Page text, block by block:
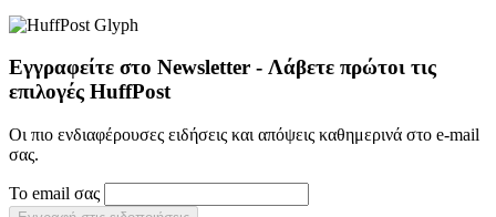
Εγγραφείτε στο Newsletter - Λάβετε πρώτοι τις
επιλογές HuffPost
Οι πιο ενδιαφέρουσες ειδήσεις και απόψεις καθημερινά στο e-mail
σας.
Το email σας